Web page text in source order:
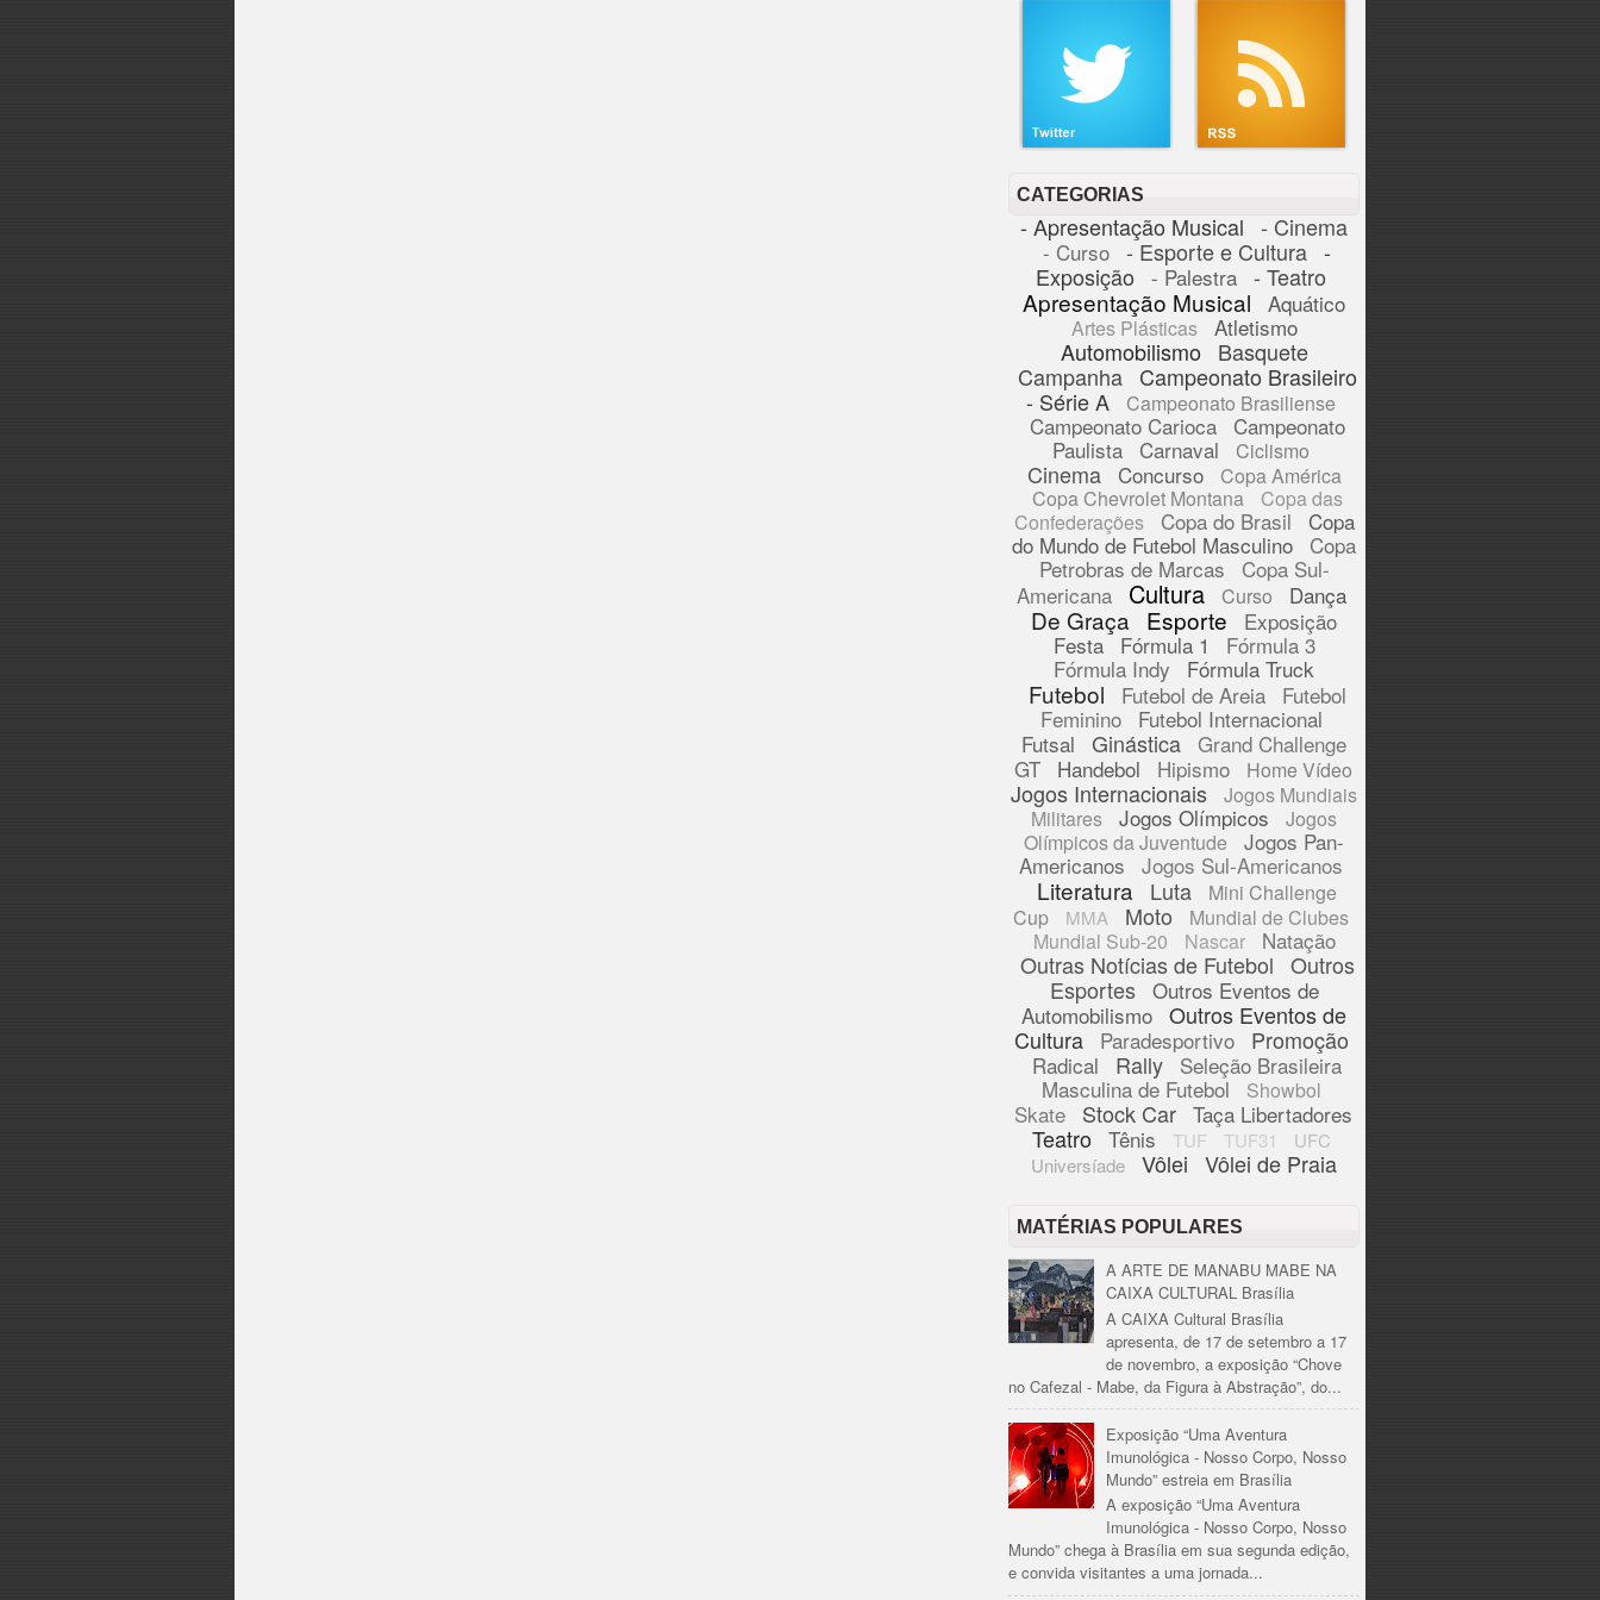
CATEGORIAS
- Apresentação Musical - Cinema
- Curso - Esporte e Cultura -
Exposição - Palestra - Teatro
Apresentação Musical Aquático
Artes Plásticas Atletismo
Automobilismo
Basquete
Campanha Campeonato Brasileiro
- Série A
Campeonato Brasiliense
Campeonato Carioca
Campeonato
Paulista Carnaval Ciclismo
Cinema Concurso
Copa América
Copa Chevrolet Montana
Copa das
Confederações
Copa do Brasil Copa
do Mundo de Futebol Masculino Copa
Petrobras de Marcas
Copa Sul-
Americana
Cultura Curso Dança
De Graça Esporte
Exposição
Festa
Fórmula 1
Fórmula 3
Fórmula Indy
Fórmula Truck
Futebol Futebol de Areia
Futebol
Feminino
Futebol Internacional
Futsal Ginástica Grand Challenge
GT Handebol Hipismo Home Vídeo
Jogos Internacionais
Jogos Mundiais
Militares
Jogos Olímpicos
Jogos
Olímpicos da Juventude
Jogos Pan-
Americanos Jogos Sul-Americanos
Literatura Luta
Mini Challenge
Cup
MMA Moto
Mundial de Clubes
Mundial Sub-20
Nascar Natação
Outras Notícias de Futebol Outros
Esportes Outros Eventos de
Automobilismo Outros Eventos de
Cultura
Paradesportivo Promoção
Radical Rally Seleção Brasileira
Masculina de Futebol
Showbol
Skate Stock Car Taça Libertadores
Teatro Tênis TUF TUF31
UFC
Universíade
Vôlei Vôlei de Praia
MATÉRIAS POPULARES
A ARTE DE MANABU MABE NA
CAIXA CULTURAL Brasília
A CAIXA Cultural Brasília
apresenta, de 17 de setembro a 17
de novembro, a exposição “Chove
no Cafezal - Mabe, da Figura à Abstração”, do...
Exposição “Uma Aventura
Imunológica - Nosso Corpo, Nosso
Mundo” estreia em Brasília
A exposição “Uma Aventura
Imunológica - Nosso Corpo, Nosso
Mundo” chega à Brasília em sua segunda edição,
e convida visitantes a uma jornada...